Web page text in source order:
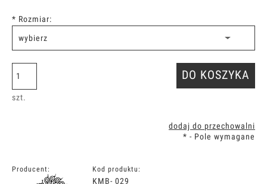
* Rozmiar:
szt.
DO KOSZYKA
dodaj do przechowalni
* - Pole wymagane
Producent: Kod produktu:
KMB- 029